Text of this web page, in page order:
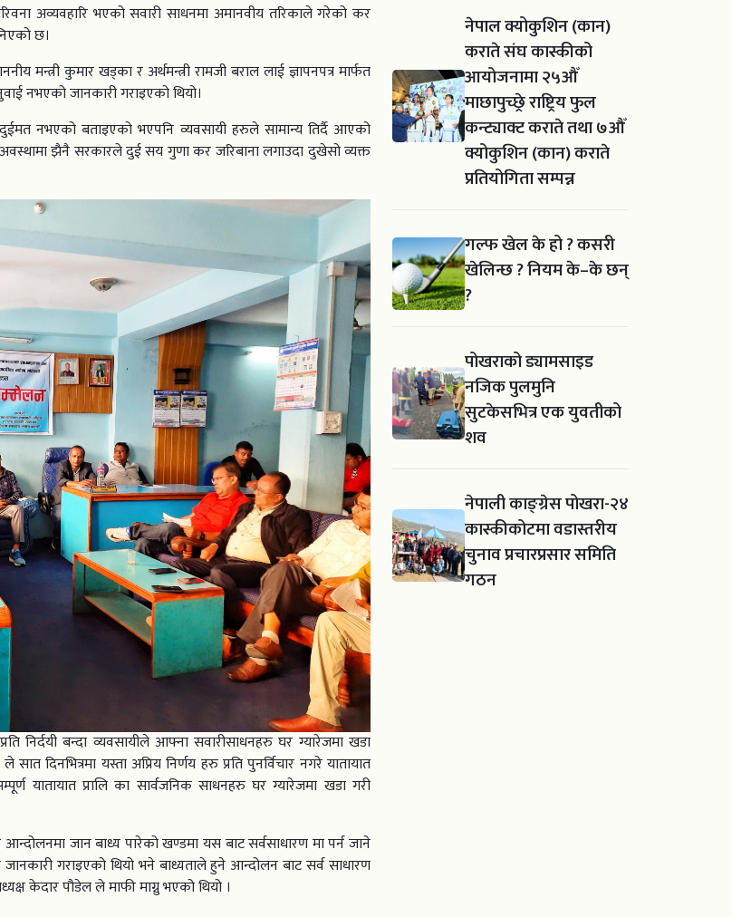
अव्यवहारि भएको सवारी साधनमा अमानवीय तरिकाले गरेको कर
छ।
मन्त्री कुमार खड्का र अर्थमन्त्री रामजी बराल लाई ज्ञापनपत्र मार्फत
नभएको जानकारी गराइएको थियो।
दुईमत नभएको बताइएको भएपनि व्यवसायी हरुले सामान्य तिर्दै आएको
झैनै सरकारले दुई सय गुणा कर जरिबाना लगाउदा दुखेसो व्यक्त
निर्दयी बन्दा व्यवसायीले आफ्ना सवारीसाधनहरु घर ग्यारेजमा खडा
दिनभित्रमा यस्ता अप्रिय निर्णय हरु प्रति पुनर्विचार नगरे यातायात
यातायात प्रालि का सार्वजनिक साधनहरु घर ग्यारेजमा खडा गरी
जान बाध्य पारेको खण्डमा यस बाट सर्वसाधारण मा पर्न जाने
गराइएको थियो भने बाध्यताले हुने आन्दोलन बाट सर्व साधारण
केदार पौडेल ले माफी माग्नु भएको थियो ।
नेपाल क्योकुशिन (कान)
कराते संघ कास्कीको
आयोजनामा २५औँ
माछापुच्छ्रे राष्ट्रिय फुल
कन्ट्याक्ट कराते तथा ७औँ
क्योकुशिन (कान) कराते
प्रतियोगिता सम्पन्न
गल्फ खेल के हो ? कसरी
खेलिन्छ ? नियम के–के छन्
?
पोखराको ड्यामसाइड
नजिक पुलमुनि
सुटकेसभित्र एक युवतीको
शव
नेपाली काङ्ग्रेस पोखरा-२४
कास्कीकोटमा वडास्तरीय
चुनाव प्रचारप्रसार समिति
गठन